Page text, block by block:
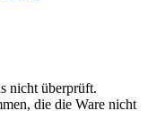
nicht überprüft.
die die Ware nicht